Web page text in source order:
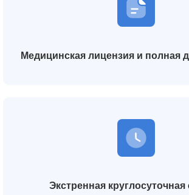
Медицинская лицензия и полная
Экстренная круглосуточная